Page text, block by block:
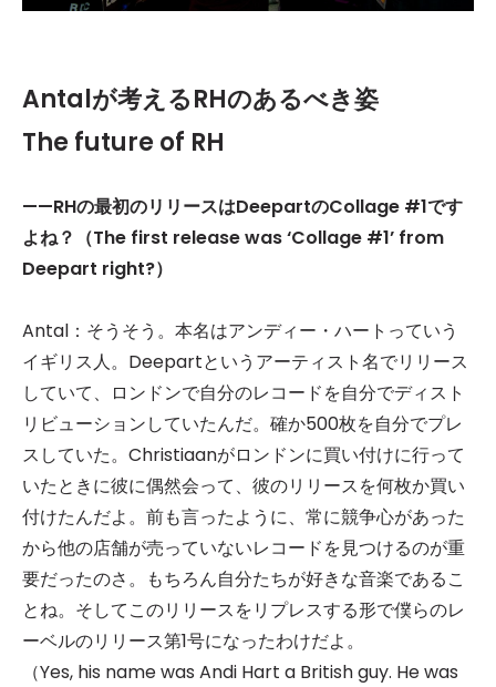
Antalが考えるRHのあるべき姿
The future of RH
——RHの最初のリリースはDeepartのCollage #1です
よね？（The first release was ‘Collage #1’ from
Deepart right?）
Antal：そうそう。本名はアンディー・ハートっていう
イギリス人。Deepartというアーティスト名でリリース
していて、ロンドンで自分のレコードを自分でディスト
リビューションしていたんだ。確か500枚を自分でプレ
スしていた。Christiaanがロンドンに買い付けに行って
いたときに彼に偶然会って、彼のリリースを何枚か買い
付けたんだよ。前も言ったように、常に競争心があった
から他の店舗が売っていないレコードを見つけるのが重
要だったのさ。もちろん自分たちが好きな音楽であるこ
とね。そしてこのリリースをリプレスする形で僕らのレ
ーベルのリリース第1号になったわけだよ。
（Yes, his name was Andi Hart a British guy. He was